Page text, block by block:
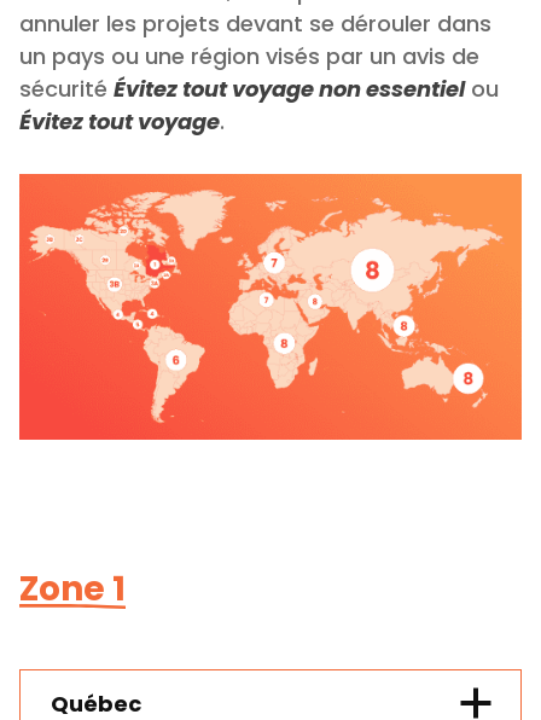
annuler les projets devant se dérouler dans
un pays ou une région visés par un avis de
sécurité Évitez tout voyage non essentielou
Évitez tout voyage.
Zone 1
Québec